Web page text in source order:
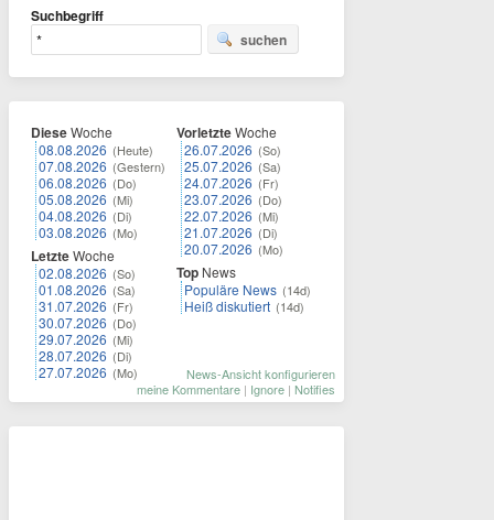
Suchbegriff
suchen
DieseWoche
08.08.2026 (Heute)
07.08.2026 (Gestern)
06.08.2026 (Do)
05.08.2026 (Mi)
04.08.2026 (Di)
03.08.2026 (Mo)
LetzteWoche
02.08.2026 (So)
01.08.2026 (Sa)
31.07.2026 (Fr)
30.07.2026 (Do)
29.07.2026 (Mi)
28.07.2026 (Di)
27.07.2026 (Mo)
VorletzteWoche
26.07.2026 (So)
25.07.2026 (Sa)
24.07.2026 (Fr)
23.07.2026 (Do)
22.07.2026 (Mi)
21.07.2026 (Di)
20.07.2026 (Mo)
Top News
Populäre News (14d)
Heiß diskutiert (14d)
News-Ansicht konfigurieren
meine Kommentare | Ignore | Notifies